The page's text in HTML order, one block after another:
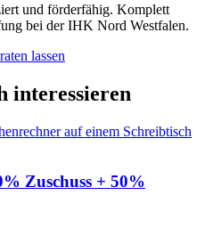
und förderfähig. Komplett
bei der IHK Nord Westfalen.
lassen
interessieren
Zuschuss + 50%